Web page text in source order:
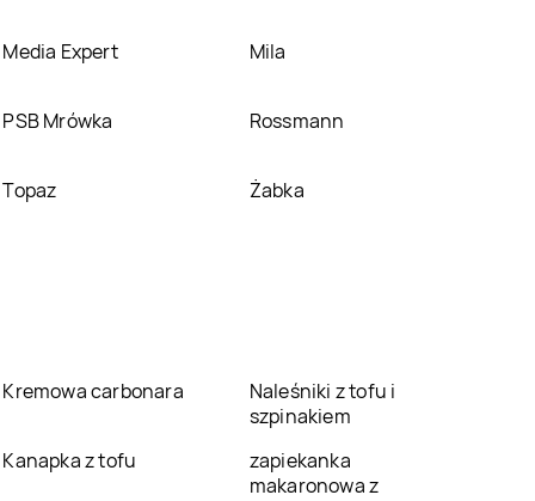
Media Expert Mila
PSB Mrówka Rossmann
Topaz Żabka
Kremowa carbonara
Naleśniki z tofu i
szpinakiem
Kanapka z tofu
zapiekanka
makaronowa z